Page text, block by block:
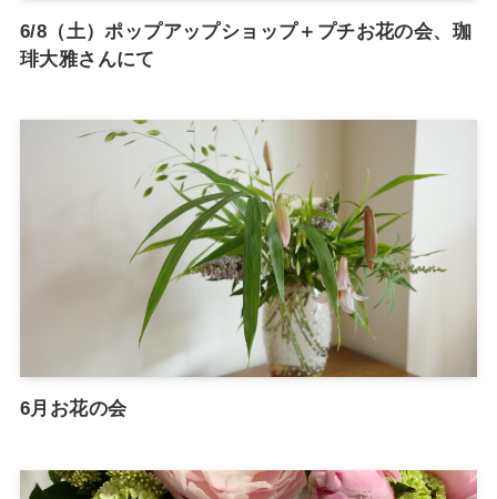
6/8（土）ポップアップショップ＋プチお花の会、珈
琲大雅さんにて
6月お花の会